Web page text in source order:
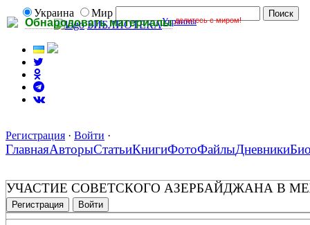
Обнародовать материалы делитесь с миром!
Украина
Мир
БИБЛИОТЕКАУкраины
Регистрация · Войти ·
ГлавнаяАвторыСтатьиКнигиФотоФайлыДневники
УЧАСТИЕ СОВЕТСКОГО АЗЕРБАЙДЖАНА В
Регистрация Войти